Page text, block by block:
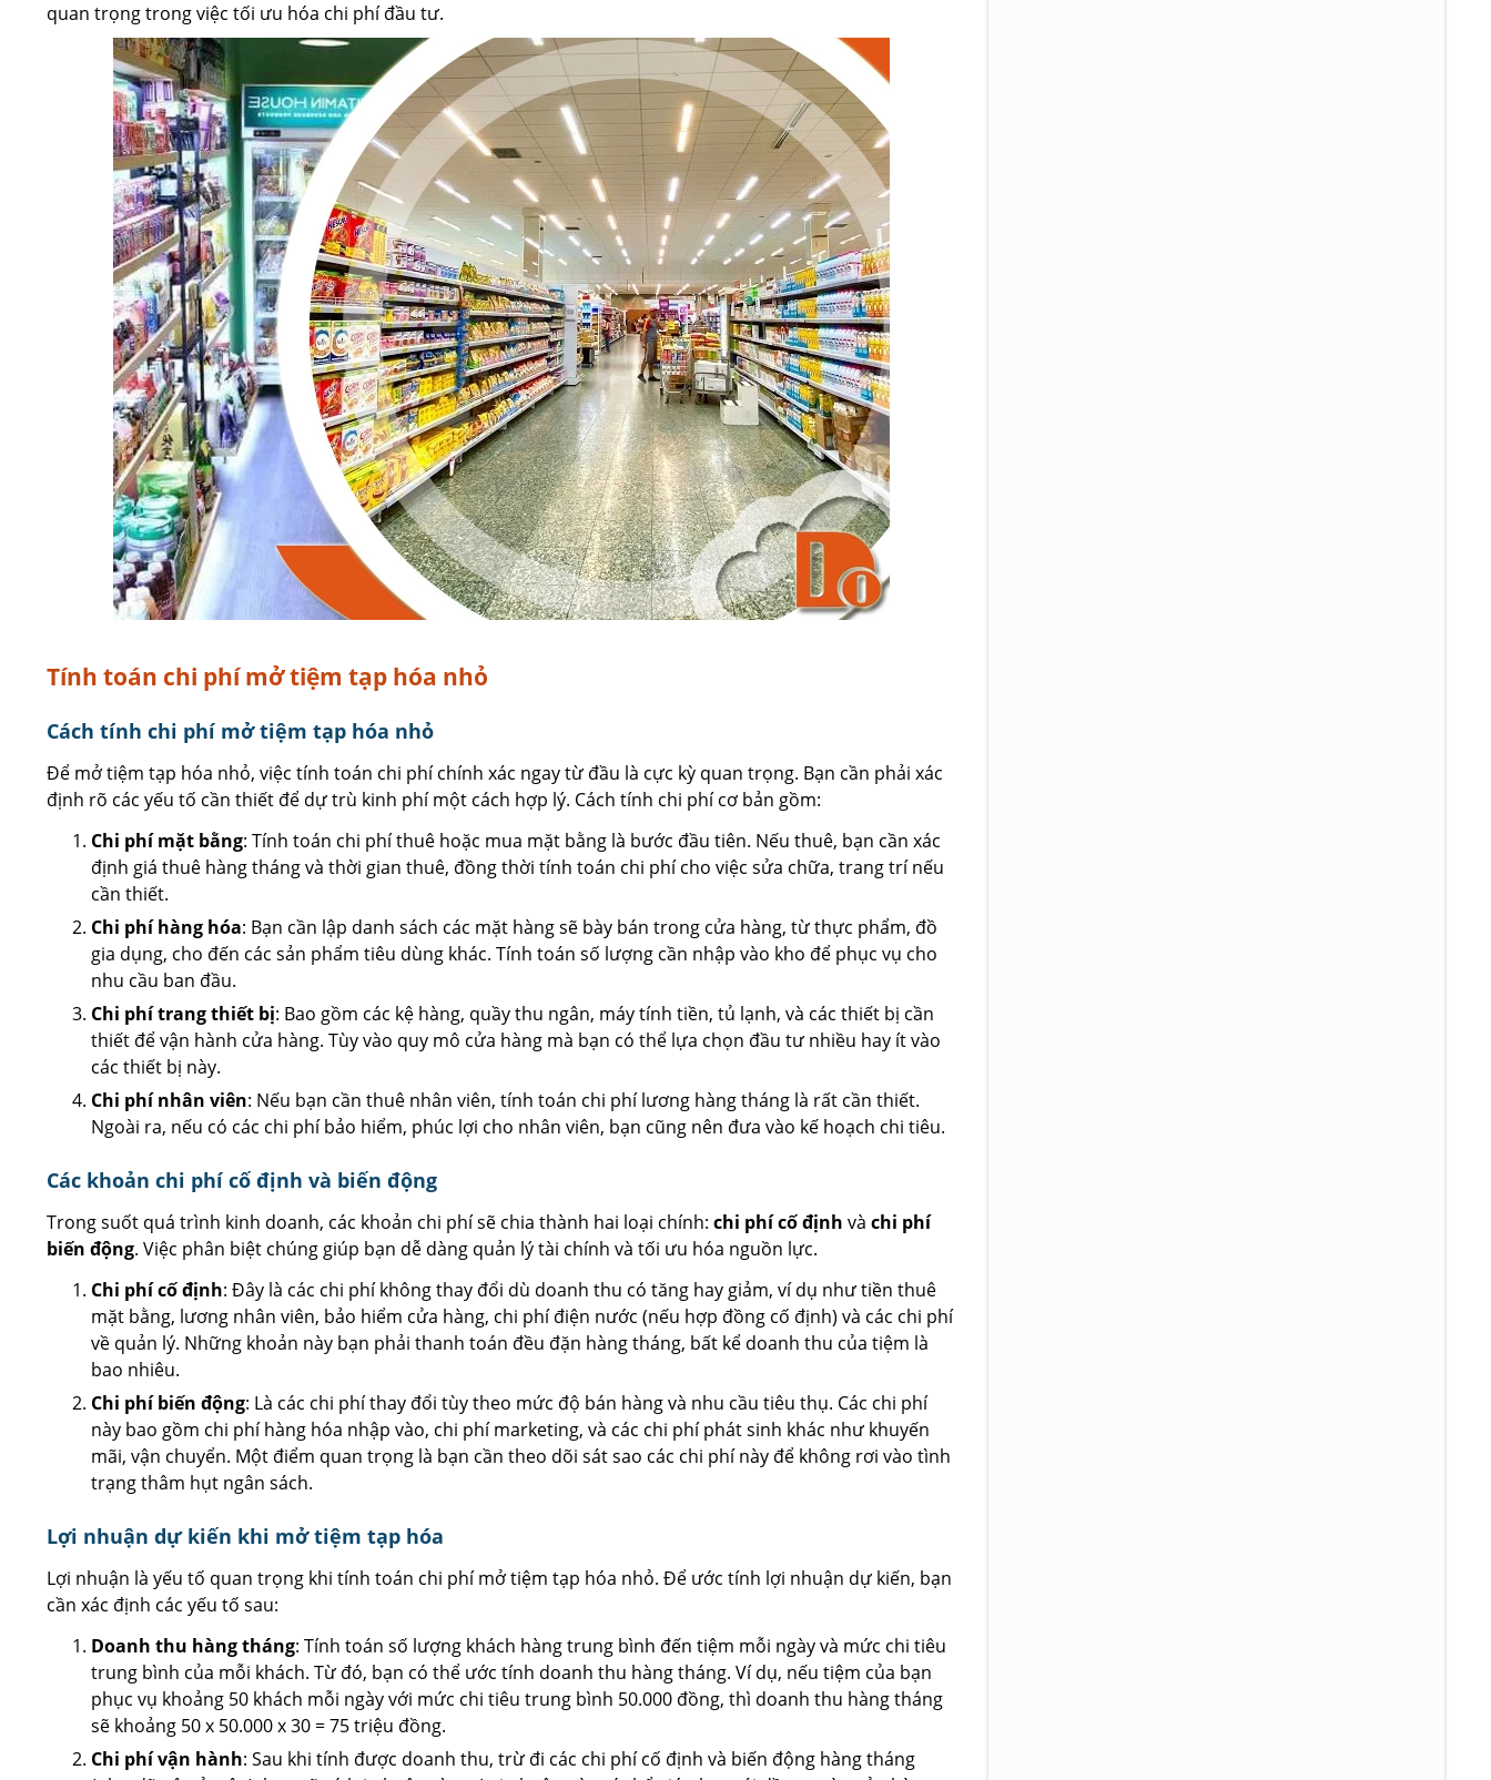
quan trọng trong việc tối ưu hóa chi phí đầu tư.
Tính toán chi phí mở tiệm tạp hóa nhỏ
Cách tính chi phí mở tiệm tạp hóa nhỏ
Để mở tiệm tạp hóa nhỏ, việc tính toán chi phí chính xác ngay từ đầu là cực kỳ quan trọng. Bạn cần phải xác
định rõ các yếu tố cần thiết để dự trù kinh phí một cách hợp lý. Cách tính chi phí cơ bản gồm:
Chi phí mặt bằng: Tính toán chi phí thuê hoặc mua mặt bằng là bước đầu tiên. Nếu thuê, bạn cần xác
định giá thuê hàng tháng và thời gian thuê, đồng thời tính toán chi phí cho việc sửa chữa, trang trí nếu
cần thiết.
Chi phí hàng hóa: Bạn cần lập danh sách các mặt hàng sẽ bày bán trong cửa hàng, từ thực phẩm, đồ
gia dụng, cho đến các sản phẩm tiêu dùng khác. Tính toán số lượng cần nhập vào kho để phục vụ cho
nhu cầu ban đầu.
Chi phí trang thiết bị: Bao gồm các kệ hàng, quầy thu ngân, máy tính tiền, tủ lạnh, và các thiết bị cần
thiết để vận hành cửa hàng. Tùy vào quy mô cửa hàng mà bạn có thể lựa chọn đầu tư nhiều hay ít vào
các thiết bị này.
Chi phí nhân viên: Nếu bạn cần thuê nhân viên, tính toán chi phí lương hàng tháng là rất cần thiết.
Ngoài ra, nếu có các chi phí bảo hiểm, phúc lợi cho nhân viên, bạn cũng nên đưa vào kế hoạch chi tiêu.
Các khoản chi phí cố định và biến động
Trong suốt quá trình kinh doanh, các khoản chi phí sẽ chia thành hai loại chính: chi phí cố định và chi phí
biến động. Việc phân biệt chúng giúp bạn dễ dàng quản lý tài chính và tối ưu hóa nguồn lực.
Chi phí cố định: Đây là các chi phí không thay đổi dù doanh thu có tăng hay giảm, ví dụ như tiền thuê
mặt bằng, lương nhân viên, bảo hiểm cửa hàng, chi phí điện nước (nếu hợp đồng cố định) và các chi phí
về quản lý. Những khoản này bạn phải thanh toán đều đặn hàng tháng, bất kể doanh thu của tiệm là
bao nhiêu.
Chi phí biến động: Là các chi phí thay đổi tùy theo mức độ bán hàng và nhu cầu tiêu thụ. Các chi phí
này bao gồm chi phí hàng hóa nhập vào, chi phí marketing, và các chi phí phát sinh khác như khuyến
mãi, vận chuyển. Một điểm quan trọng là bạn cần theo dõi sát sao các chi phí này để không rơi vào tình
trạng thâm hụt ngân sách.
Lợi nhuận dự kiến khi mở tiệm tạp hóa
Lợi nhuận là yếu tố quan trọng khi tính toán chi phí mở tiệm tạp hóa nhỏ. Để ước tính lợi nhuận dự kiến, bạn
cần xác định các yếu tố sau:
Doanh thu hàng tháng: Tính toán số lượng khách hàng trung bình đến tiệm mỗi ngày và mức chi tiêu
trung bình của mỗi khách. Từ đó, bạn có thể ước tính doanh thu hàng tháng. Ví dụ, nếu tiệm của bạn
phục vụ khoảng 50 khách mỗi ngày với mức chi tiêu trung bình 50.000 đồng, thì doanh thu hàng tháng
sẽ khoảng 50 x 50.000 x 30 = 75 triệu đồng.
Chi phí vận hành: Sau khi tính được doanh thu, trừ đi các chi phí cố định và biến động hàng tháng